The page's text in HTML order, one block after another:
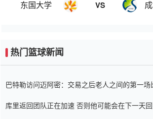
东国大学 VS
热门篮球新闻
巴特勒访问迈阿密：交易之后老人之间的第一场
库里返回团队正在加速 否则他可能会在下一天